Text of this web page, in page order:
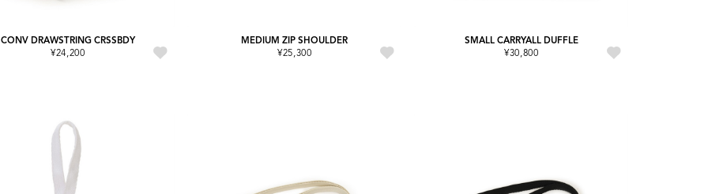
CONV DRAWSTRING CRSSBDY
¥24,200
MEDIUM ZIP SHOULDER
¥25,300
SMALL CARRYALL DUFFLE
¥30,800